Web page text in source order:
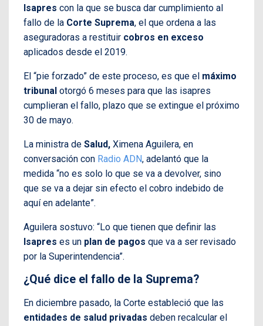
Isapres con la que se busca dar cumplimiento al
fallo de la Corte Suprema, el que ordena a las
aseguradoras a restituir cobros en exceso
aplicados desde el 2019.
El “pie forzado” de este proceso, es que el máximo
tribunal otorgó 6 meses para que las isapres
cumplieran el fallo, plazo que se extingue el próximo
30 de mayo.
La ministra de Salud, Ximena Aguilera, en
conversación con Radio ADN, adelantó que la
medida “no es solo lo que se va a devolver, sino
que se va a dejar sin efecto el cobro indebido de
aquí en adelante”.
Aguilera sostuvo: “Lo que tienen que definir las
Isapres es un plan de pagos que va a ser revisado
por la Superintendencia”.
¿Qué dice el fallo de la Suprema?
En diciembre pasado, la Corte estableció que las
entidades de salud privadas deben recalcular el